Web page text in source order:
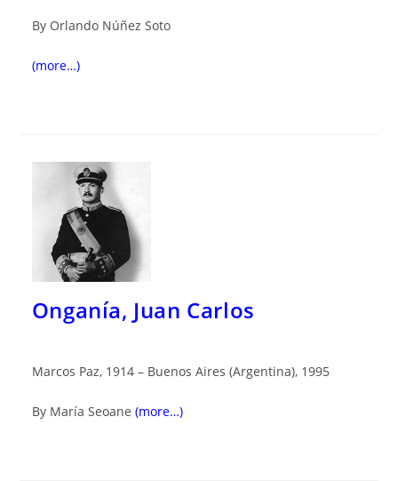
By Orlando Núñez Soto
(more…)
Onganía, Juan Carlos
Marcos Paz, 1914 – Buenos Aires (Argentina), 1995
By María Seoane (more…)